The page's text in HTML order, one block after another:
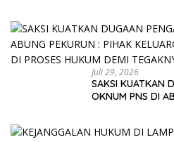
Juli 29, 2026
SAKSI KUATKAN
OKNUM PNS DI